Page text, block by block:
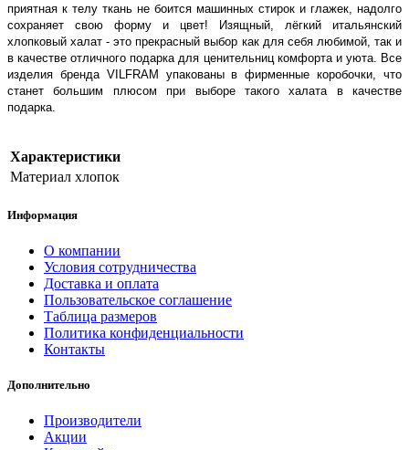
приятная к телу ткань не боится машинных стирок и глажек, надолго
сохраняет свою форму и цвет! Изящный, лёгкий итальянский
хлопковый халат - это прекрасный выбор как для себя любимой, так и
в качестве отличного подарка для ценительниц комфорта и уюта. Все
изделия бренда VILFRAM упакованы в фирменные коробочки, что
станет большим плюсом при выборе такого халата в качестве
подарка.
Характеристики
Материал хлопок
Информация
О компании
Условия сотрудничества
Доставка и оплата
Пользовательское соглашение
Таблица размеров
Политика конфиденциальности
Контакты
Дополнительно
Производители
Акции